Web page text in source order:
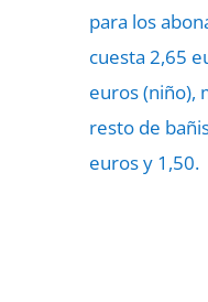
para los
cuesta 2,65
euros (niño),
resto de
euros y 1,50.